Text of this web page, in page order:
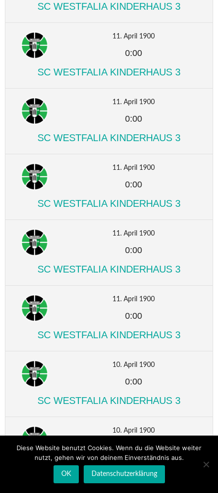
SC WESTFALIA KINDERHAUS 3
11. April 1900
0:00
SC WESTFALIA KINDERHAUS 3
11. April 1900
0:00
SC WESTFALIA KINDERHAUS 3
11. April 1900
0:00
SC WESTFALIA KINDERHAUS 3
11. April 1900
0:00
SC WESTFALIA KINDERHAUS 3
11. April 1900
0:00
SC WESTFALIA KINDERHAUS 3
10. April 1900
0:00
SC WESTFALIA KINDERHAUS 3
10. April 1900
0:00
SC WESTFALIA KINDERHAUS 3
Diese Website benutzt Cookies. Wenn du die Website weiter
nutzt, gehen wir von deinem Einverständnis aus.
OK Datenschutzerklärung